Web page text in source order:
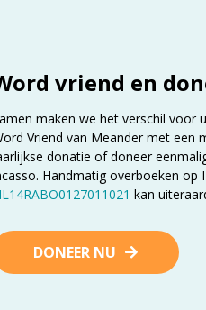
vriend en
maken we het verschil voor
Vriend van Meander met een
donatie of doneer
Handmatig overboeken op
kan
DONEER NU